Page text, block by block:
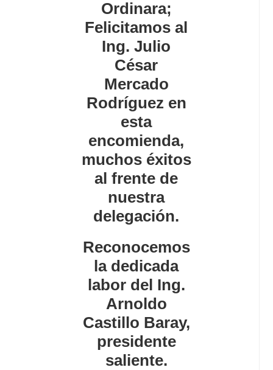
Ordinara;
Felicitamos al
Ing. Julio
César
Mercado
Rodríguez en
esta
encomienda,
muchos éxitos
al frente de
nuestra
delegación.
Reconocemos
la dedicada
labor del Ing.
Arnoldo
Castillo Baray,
presidente
saliente.